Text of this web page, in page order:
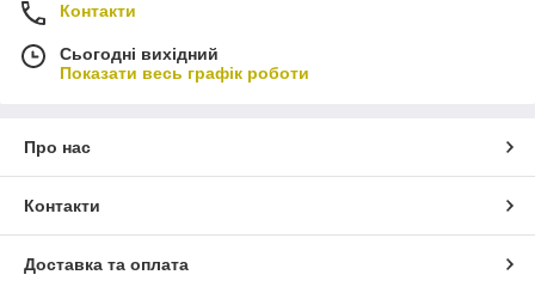
Контакти
Сьогодні вихідний
Показати весь графік роботи
Про нас
Контакти
Доставка та оплата